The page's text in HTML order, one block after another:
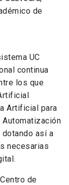
de
UC
continua
los que
Artificial para
así a
necesarias
de